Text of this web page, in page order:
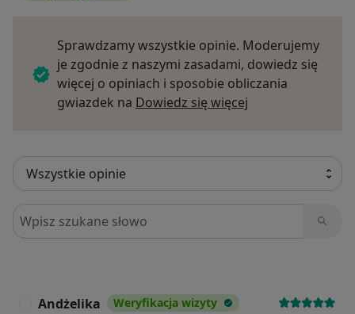
Sprawdzamy wszystkie opinie. Moderujemy
je zgodnie z naszymi zasadami, dowiedz się
więcej o opiniach i sposobie obliczania
gwiazdek na Dowiedz się więcej
Szukaj w opiniach
Andżelika Weryfikacja wizyty